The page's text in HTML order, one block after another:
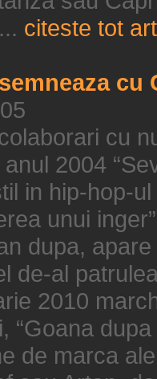
citeste tot
cu
cu
2004
in hip-hop-
unui
dupa,
de-al
2010
“Goana
de marca